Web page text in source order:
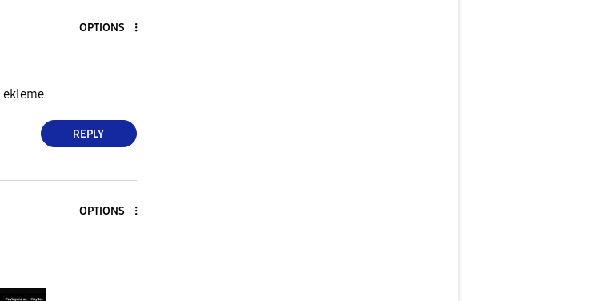
OPTIONS
ekleme
REPLY
OPTIONS